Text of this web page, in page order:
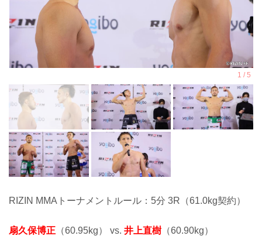
RIZIN MMAトーナメントルール：5分 3R（61.0kg契約）
扇久保博正 （60.95kg） vs. 井上直樹 （60.90kg）